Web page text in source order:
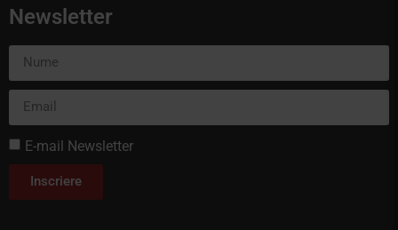
Newsletter
E-mail Newsletter
Inscriere